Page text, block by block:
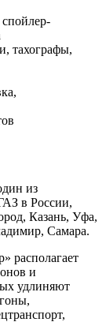
тахографы,
из
в России,
Казань, Уфа,
Самара.
располагает
и
удлиняют